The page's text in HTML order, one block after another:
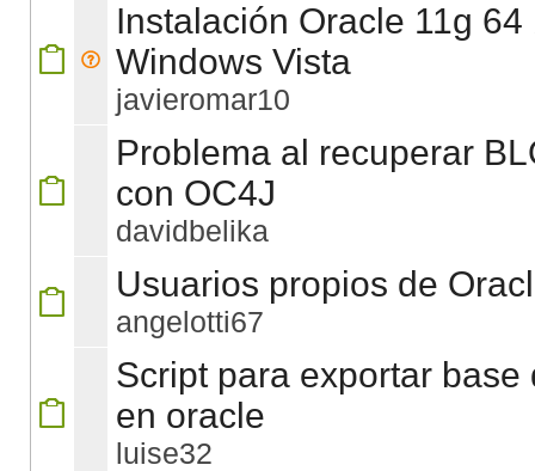
Instalación Oracle 11g 64
Windows Vista
javieromar10
Problema al recuperar
con OC4J
davidbelika
Usuarios propios de
angelotti67
Script para exportar base
en oracle
luise32